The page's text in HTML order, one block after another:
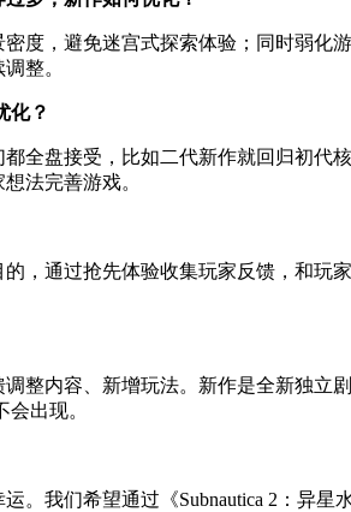
度，避免迷宫式探索体验；同时弱
整。
化？
全盘接受，比如二代新作就回归初
法完善游戏。
，通过抢先体验收集玩家反馈，和玩
整内容、新增玩法。新作是全新独
出现。
。我们希望通过《Subnautica 2：异